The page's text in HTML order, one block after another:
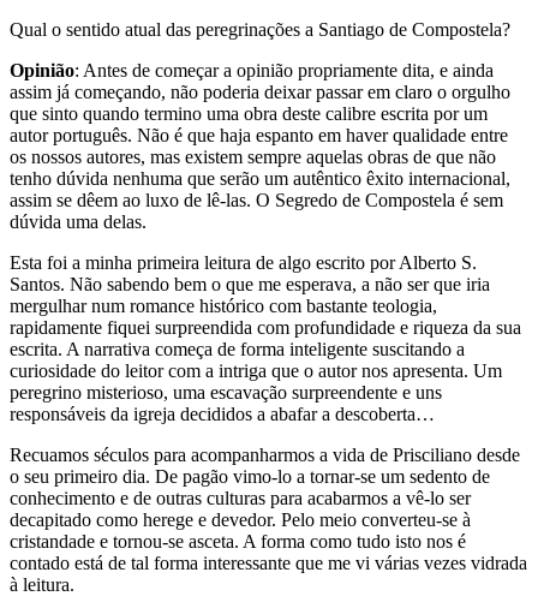
Qual o sentido atual das peregrinações a Santiago de Compostela?
Opinião: Antes de começar a opinião propriamente dita, e ainda
assim já começando, não poderia deixar passar em claro o orgulho
que sinto quando termino uma obra deste calibre escrita por um
autor português. Não é que haja espanto em haver qualidade entre
os nossos autores, mas existem sempre aquelas obras de que não
tenho dúvida nenhuma que serão um autêntico êxito internacional,
assim se dêem ao luxo de lê-las. O Segredo de Compostela é sem
dúvida uma delas.
Esta foi a minha primeira leitura de algo escrito por Alberto S.
Santos. Não sabendo bem o que me esperava, a não ser que iria
mergulhar num romance histórico com bastante teologia,
rapidamente fiquei surpreendida com profundidade e riqueza da sua
escrita. A narrativa começa de forma inteligente suscitando a
curiosidade do leitor com a intriga que o autor nos apresenta. Um
peregrino misterioso, uma escavação surpreendente e uns
responsáveis da igreja decididos a abafar a descoberta…
Recuamos séculos para acompanharmos a vida de Prisciliano desde
o seu primeiro dia. De pagão vimo-lo a tornar-se um sedento de
conhecimento e de outras culturas para acabarmos a vê-lo ser
decapitado como herege e devedor. Pelo meio converteu-se à
cristandade e tornou-se asceta. A forma como tudo isto nos é
contado está de tal forma interessante que me vi várias vezes vidrada
à leitura.